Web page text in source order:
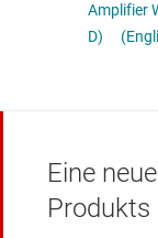
Amplifier With
D)
Eine